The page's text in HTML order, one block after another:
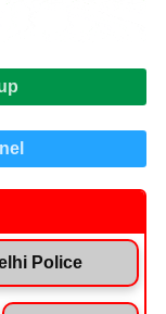
Police